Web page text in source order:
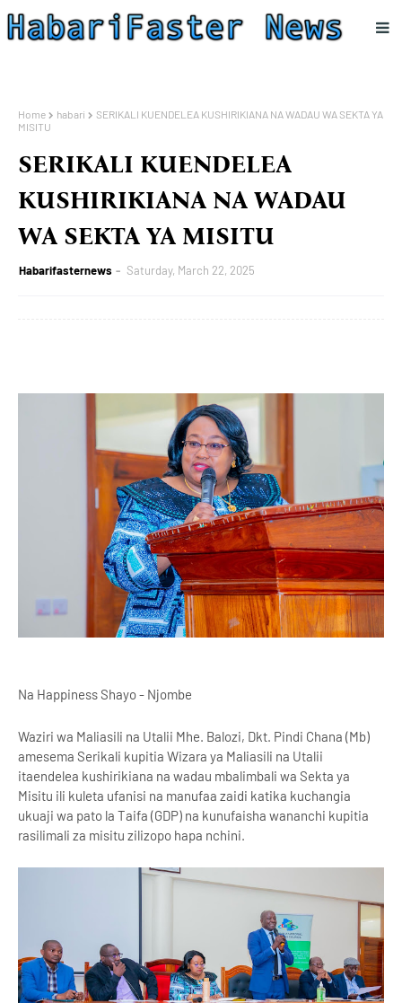
Home habari
SERIKALI KUENDELEA KUSHIRIKIANA NA WADAU WA SEKTA YA
MISITU
SERIKALI KUENDELEA
KUSHIRIKIANA NA WADAU
WA SEKTA YA MISITU
Habarifasternews Saturday, March 22, 2025
Na Happiness Shayo - Njombe
Waziri wa Maliasili na Utalii Mhe. Balozi, Dkt. Pindi Chana (Mb)
amesema Serikali kupitia Wizara ya Maliasili na Utalii
itaendelea kushirikiana na wadau mbalimbali wa Sekta ya
Misitu ili kuleta ufanisi na manufaa zaidi katika kuchangia
ukuaji wa pato la Taifa (GDP) na kunufaisha wananchi kupitia
rasilimali za misitu zilizopo hapa nchini.